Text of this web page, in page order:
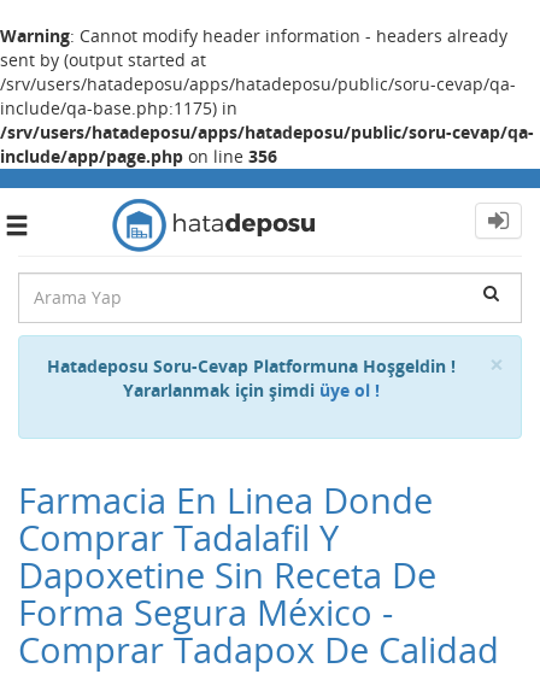
Warning: Cannot modify header information - headers already
sent by (output started at
/srv/users/hatadeposu/apps/hatadeposu/public/soru-cevap/qa-
include/qa-base.php:1175) in
/srv/users/hatadeposu/apps/hatadeposu/public/soru-cevap/qa-
include/app/page.php on line 356
Toggle
×
Hatadeposu Soru-Cevap Platformuna Hoşgeldin !
Yararlanmak için şimdi üye ol !
Farmacia En Linea Donde
Comprar Tadalafil Y
Dapoxetine Sin Receta De
Forma Segura México -
Comprar Tadapox De Calidad